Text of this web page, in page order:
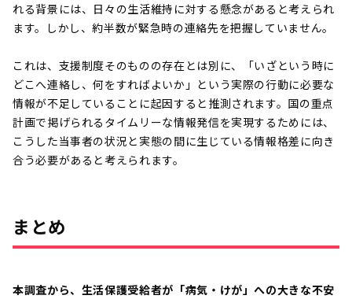
れる背景には、日々の生活維持に対する懸念があると考えられ
ます。しかし、約半数が緊急時の連絡先を把握していません。
これは、支援制度そのものの存在とは別に、「いざという時に
どこへ連絡し、何をすればよいか」という実際の行動に必要な
情報が不足していることに起因すると推測されます。国の重点
計画で掲げられるタイムリーな情報発信を実現するためには、
こうした当事者の状況と実態の間に生じている情報格差に向き
合う必要があると考えられます。
まとめ
本調査から、生活保護受給者が「病気・けが」への大きな不安